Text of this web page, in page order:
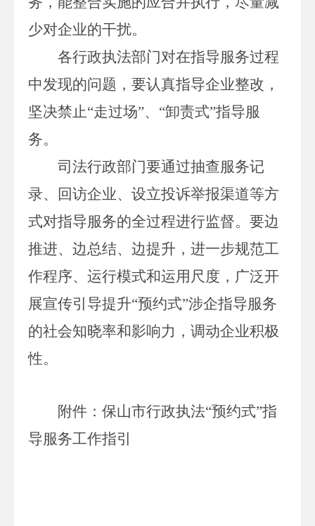
少对企业的干扰。
各行政执法部门对在指导服务过程
中发现的问题，要认真指导企业整改，
坚决禁止“走过场”、“卸责式”指导服
务。
司法行政部门要通过抽查服务记
录、回访企业、设立投诉举报渠道等方
式对指导服务的全过程进行监督。要边
推进、边总结、边提升，进一步规范工
作程序、运行模式和运用尺度，广泛开
展宣传引导提升“预约式”涉企指导服务
的社会知晓率和影响力，调动企业积极
性。
附件：保山市行政执法“预约式”指
导服务工作指引